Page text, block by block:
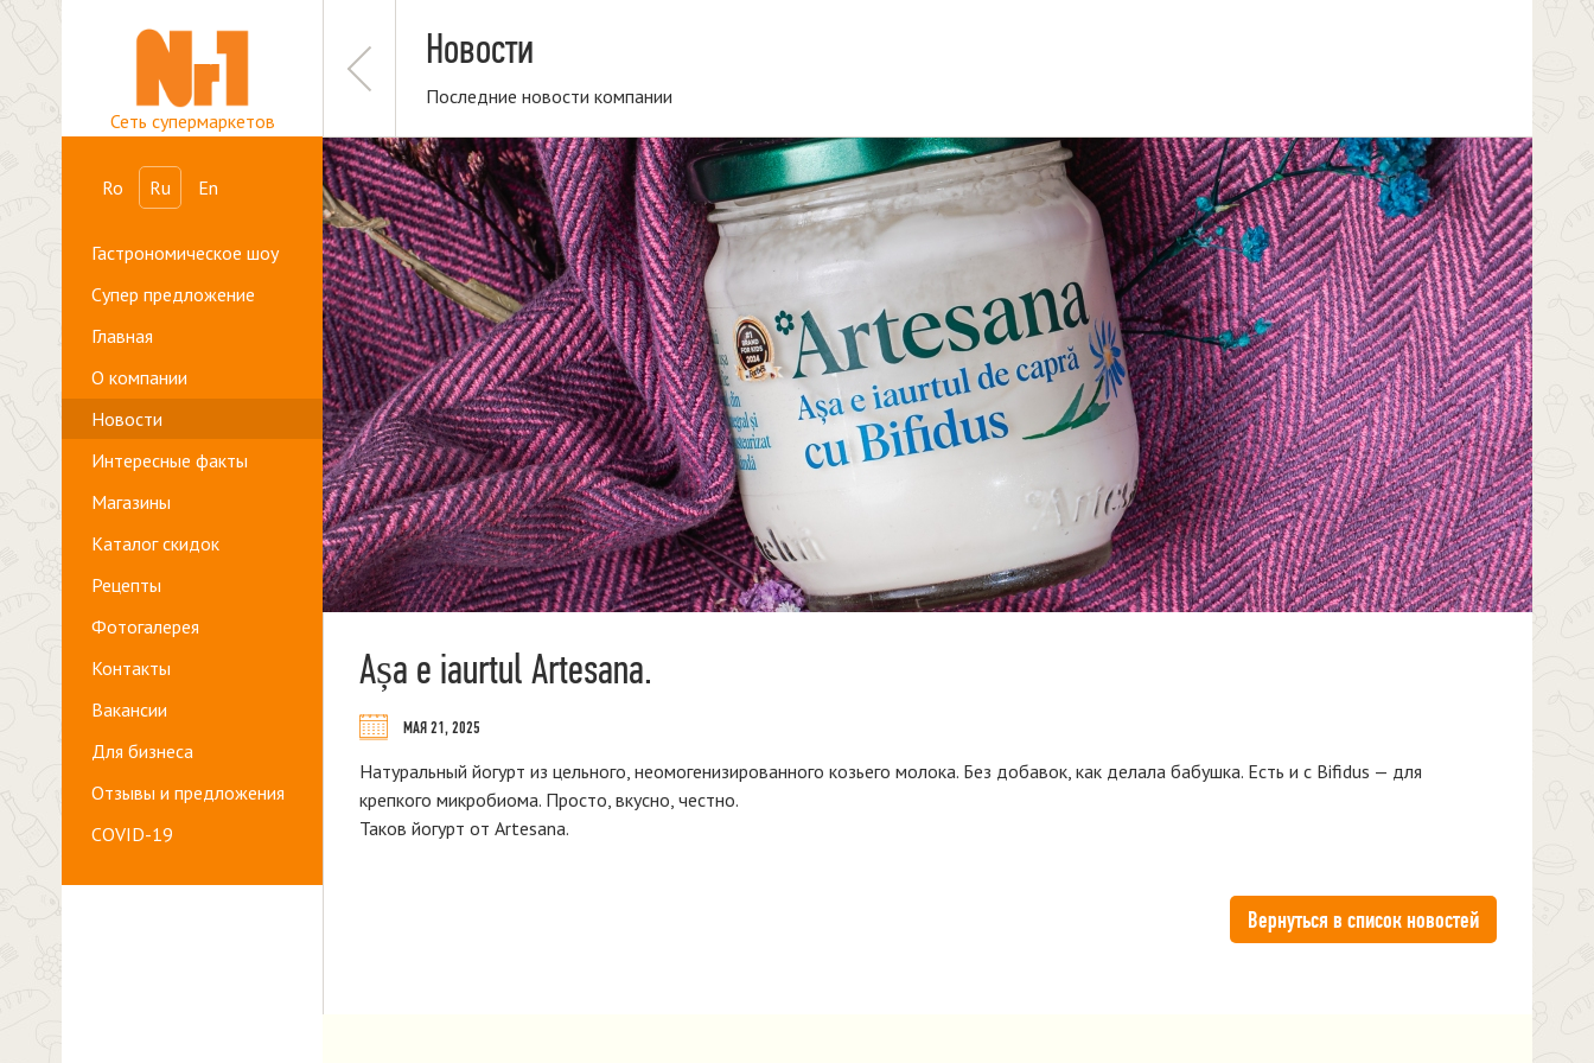
Сеть супермаркетов
Ro Ru En
Гастрономическое шоу
Супер предложение
Главная
О компании
Новости
Интересные факты
Магазины
Каталог скидок
Рецепты
Фотогалерея
Контакты
Вакансии
Для бизнеса
Отзывы и предложения
COVID-19
Новости
Последние новости компании
Așa e iaurtul Artesana.
МАЯ 21, 2025
Натуральный йогурт из цельного, неомогенизированного козьего молока. Без добавок, как делала бабушка. Есть и с Bifidus — для
крепкого микробиома. Просто, вкусно, честно.
Таков йогурт от Artesana.
Вернуться в список новостей